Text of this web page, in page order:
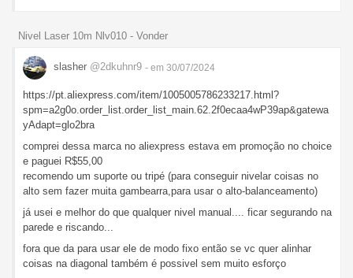
Nivel Laser 10m Nlv010 - Vonder
slasher @2dkuhnr9 - em 30/07/2024
https://pt.aliexpress.com/item/1005005786233217.html?
spm=a2g0o.order_list.order_list_main.62.2f0ecaa4wP39ap&gatewa
yAdapt=glo2bra
comprei dessa marca no aliexpress estava em promoção no choice
e paguei R$55,00
recomendo um suporte ou tripé (para conseguir nivelar coisas no
alto sem fazer muita gambearra,para usar o alto-balanceamento)
já usei e melhor do que qualquer nivel manual.... ficar segurando na
parede e riscando...
fora que da para usar ele de modo fixo então se vc quer alinhar
coisas na diagonal também é possivel sem muito esforço